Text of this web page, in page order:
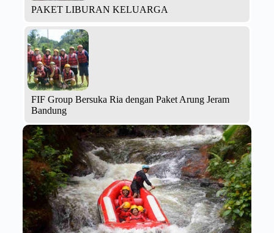
PAKET LIBURAN KELUARGA
FIF Group Bersuka Ria dengan Paket Arung Jeram
Bandung